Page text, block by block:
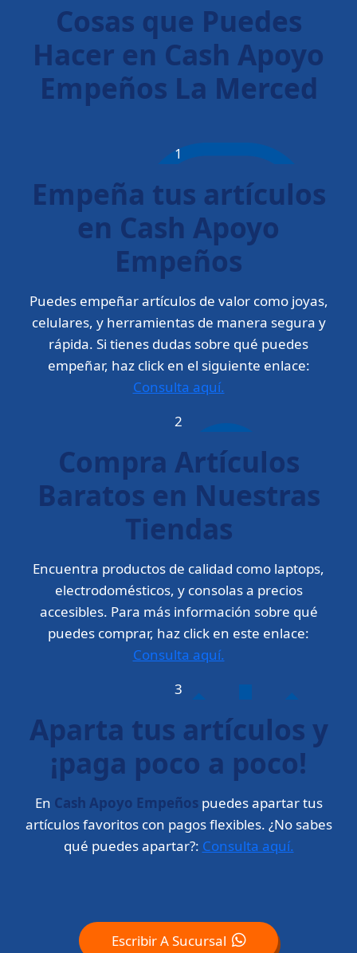
Cosas que Puedes
Hacer en Cash Apoyo
Empeños La Merced
1
Empeña tus artículos
en Cash Apoyo
Empeños
Puedes empeñar artículos de valor como joyas,
celulares, y herramientas de manera segura y
rápida. Si tienes dudas sobre qué puedes
empeñar, haz click en el siguiente enlace:
Consulta aquí.
2
Compra Artículos
Baratos en Nuestras
Tiendas
Encuentra productos de calidad como laptops,
electrodomésticos, y consolas a precios
accesibles. Para más información sobre qué
puedes comprar, haz click en este enlace:
Consulta aquí.
3
Aparta tus artículos y
¡paga poco a poco!
En Cash Apoyo Empeñospuedes apartar tus
artículos favoritos con pagos flexibles. ¿No sabes
qué puedes apartar?: Consulta aquí.
Escribir A Sucursal